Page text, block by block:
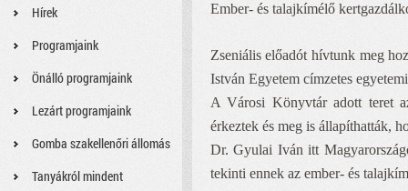
Hírek
Programjaink
Önálló programjaink
Lezárt programjaink
Gomba szakellenőri állomás
Tanyákról mindent
Ember- és talajkímélő
Zseniális előadót hívtunk meg
István Egyetem címzetes
A Városi Könyvtár adott teret
érkeztek és meg is állapíthatták,
Dr. Gyulai Iván itt
tekinti ennek az ember- és